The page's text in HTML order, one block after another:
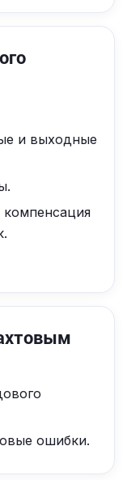
и выходные
компенсация
ошибки.